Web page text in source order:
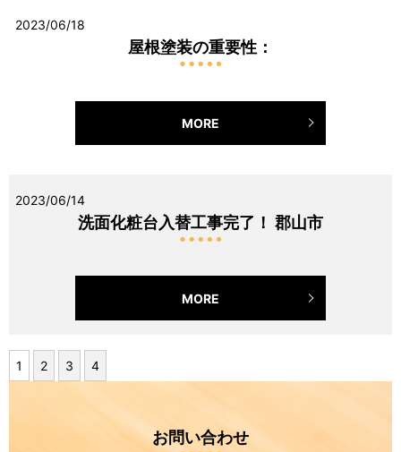
2023/06/18
屋根塗装の重要性：
MORE
2023/06/14
洗面化粧台入替工事完了！ 郡山市
MORE
1 2 3 4
お問い合わせ